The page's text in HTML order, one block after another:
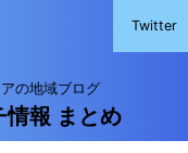
Twitter
の地域ブログ
情報 まとめ